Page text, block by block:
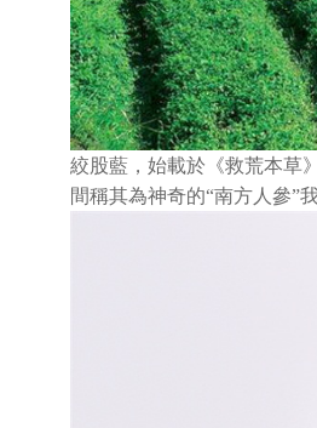
絞股藍，始載於《救荒本草
間稱其為神奇的“南方人參”